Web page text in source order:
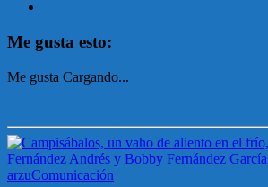
Me gusta esto:
Me gusta Cargando...